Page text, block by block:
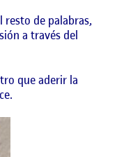
resto de palabras,
a través del
que aderir la